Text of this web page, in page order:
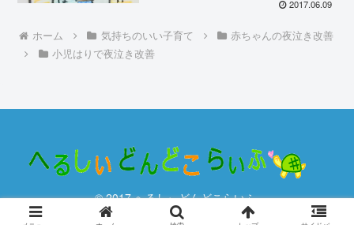
2017.06.09
ホーム 気持ちのいい子育て
赤ちゃんの夜泣き改善
小児はりで夜泣き改善
© 2017 へるしぃどんどこらいふ.